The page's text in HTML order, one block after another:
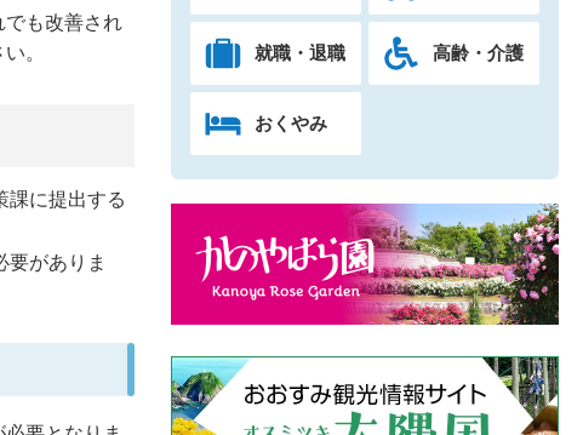
でも改善され
。
課に提出する
がありま
就職・退職 高齢・介護
おくやみ